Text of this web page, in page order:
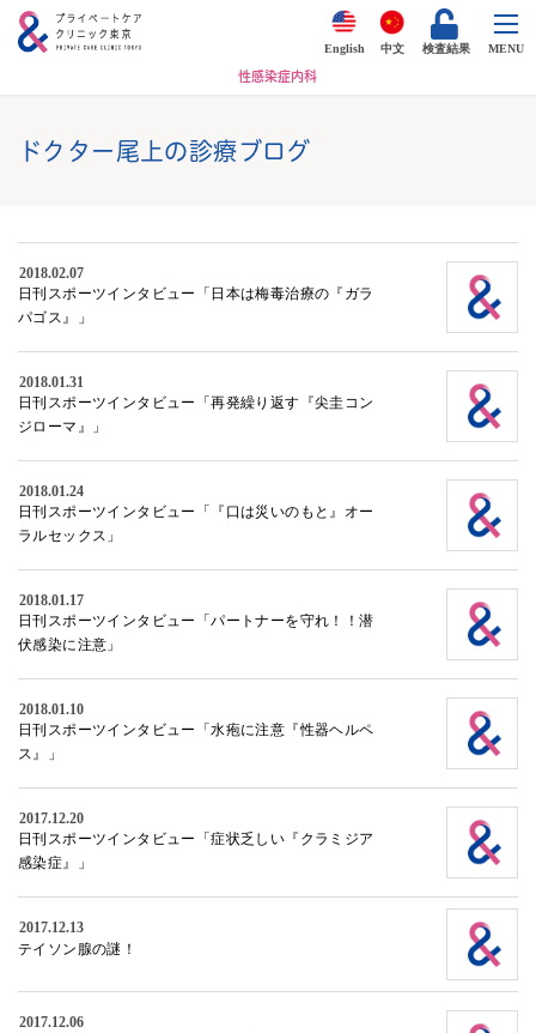
English 中文 検査結果 MENU
性感染症内科
ドクター尾上の診療ブログ
2018.02.07
日刊スポーツインタビュー「日本は梅毒治療の『ガラ
パゴス』」
2018.01.31
日刊スポーツインタビュー「再発繰り返す『尖圭コン
ジローマ』」
2018.01.24
日刊スポーツインタビュー「『口は災いのもと』オー
ラルセックス」
2018.01.17
日刊スポーツインタビュー「パートナーを守れ！！潜
伏感染に注意」
2018.01.10
日刊スポーツインタビュー「水疱に注意『性器ヘルペ
ス』」
2017.12.20
日刊スポーツインタビュー「症状乏しい『クラミジア
感染症』」
2017.12.13
テイソン腺の謎！
2017.12.06